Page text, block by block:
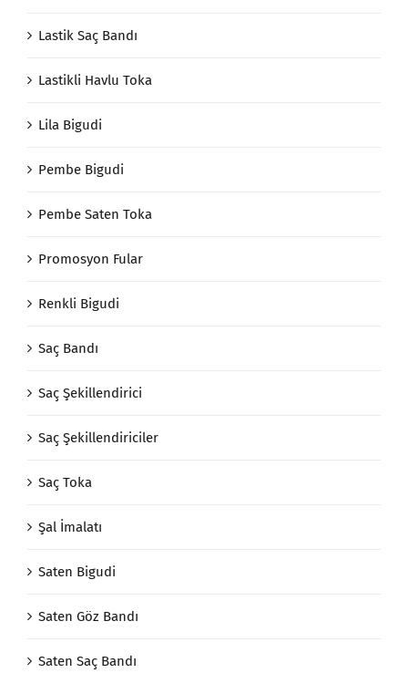
Lastik Saç Bandı
Lastikli Havlu Toka
Lila Bigudi
Pembe Bigudi
Pembe Saten Toka
Promosyon Fular
Renkli Bigudi
Saç Bandı
Saç Şekillendirici
Saç Şekillendiriciler
Saç Toka
Şal İmalatı
Saten Bigudi
Saten Göz Bandı
Saten Saç Bandı